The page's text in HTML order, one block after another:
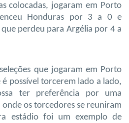
colocadas, jogaram em Porto
Honduras por 3 a 0 e
perdeu para Argélia por 4 a
que jogaram em Porto
possível torcerem lado a lado,
ter preferência por uma
os torcedores se reuniram
estádio foi um exemplo de